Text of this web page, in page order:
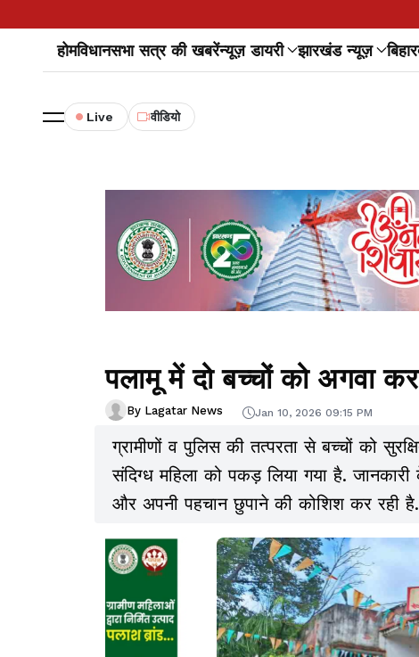
होमविधानसभा सत्र की खबरेंन्यूज़ डायरी झारखंड न्यूज़ बिहार
Live वीडियो
पलामू में दो बच्चों को अगवा
By Lagatar News Jan 10, 2026 09:15 PM
ग्रामीणों व पुलिस की तत्परता से बच्चों को
संदिग्ध महिला को पकड़ लिया गया है.
और अपनी पहचान छुपाने की कोशिश कर रही है.